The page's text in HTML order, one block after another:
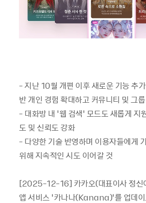
- 지난 10월 개편 이후 새로운 기능 추
반 개인 경험 확대하고 커뮤니티 및 그
- 대화방 내 ‘웹 검색’ 모드도 새롭게 지
도 및 신뢰도 강화
- 다양한 기술 반영하며 이용자들에게
위해 지속적인 시도 이어갈 것
[2025-12-16] 카카오(대표이사 정신
앱 서비스 ‘카나나(Kanana)’를 업데